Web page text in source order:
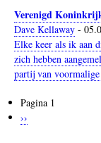
Verenigd
Dave Kellaway -
Elke keer als ik aan
zich hebben
partij van
Paginering
Pagina 1
Volgende
››